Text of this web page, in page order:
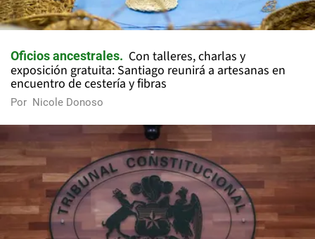
Oficios ancestrales
Con talleres, charlas y
exposición gratuita: Santiago reunirá a artesanas en
encuentro de cestería y fibras
Por Nicole Donoso